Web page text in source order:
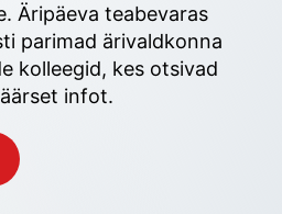
Äripäeva teabevaras
parimad ärivaldkonna
kolleegid, kes otsivad
infot.